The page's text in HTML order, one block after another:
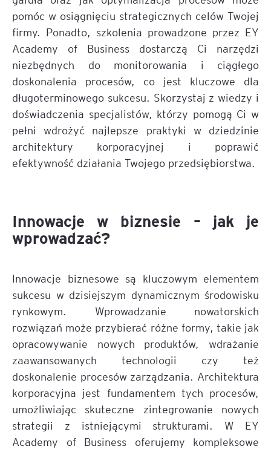
pomóc w osiągnięciu strategicznych celów Twojej
firmy. Ponadto, szkolenia prowadzone przez EY
Academy of Business dostarczą Ci narzędzi
niezbędnych do monitorowania i ciągłego
doskonalenia procesów, co jest kluczowe dla
długoterminowego sukcesu. Skorzystaj z wiedzy i
doświadczenia specjalistów, którzy pomogą Ci w
pełni wdrożyć najlepsze praktyki w dziedzinie
architektury korporacyjnej i poprawić
efektywność działania Twojego przedsiębiorstwa.
Innowacje w biznesie – jak je
wprowadzać?
Innowacje biznesowe są kluczowym elementem
sukcesu w dzisiejszym dynamicznym środowisku
rynkowym. Wprowadzanie nowatorskich
rozwiązań może przybierać różne formy, takie jak
opracowywanie nowych produktów, wdrażanie
zaawansowanych technologii czy też
doskonalenie procesów zarządzania. Architektura
korporacyjna jest fundamentem tych procesów,
umożliwiając skuteczne zintegrowanie nowych
strategii z istniejącymi strukturami. W EY
Academy of Business oferujemy kompleksowe